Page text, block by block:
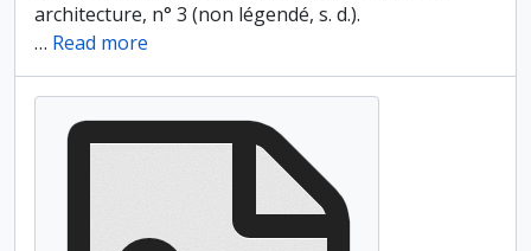
architecture, n° 3 (non légendé, s. d.).
… Read more